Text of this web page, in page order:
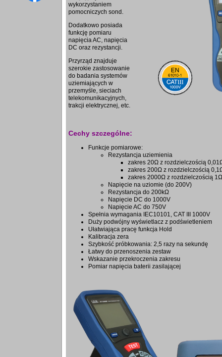
wykorzystaniem
pomocniczych sond.
Dodatkowo posiada
funkcję pomiaru
napięcia AC, napięcia
DC oraz rezystancji.
Przyrząd znajduje
szerokie zastosowanie
do badania systemów
uziemiających w
przemyśle, sieciach
telekomunikacyjnych,
trakcji elektrycznej, etc.
Cechy szczególne:
Funkcje pomiarowe:
Rezystancja uziemienia
zakres 20Ω z rozdzielczością
zakres 200Ω z rozdzielczością
zakres 2000Ω z rozdzielczością 1Ω
Napięcie na uziomie (do 200V)
Rezystancja do 200kΩ
Napięcie DC do 1000V
Napięcie AC do 750V
Spełnia wymagania IEC10101, CAT III 1000V
Duży podwójny wyświetlacz z podświetleniem
Ułatwiająca pracę funkcja Hold
Kalibracja zera
Szybkość próbkowania: 2,5 razy na sekundę
Łatwy do przenoszenia zestaw
Wskazanie przekroczenia zakresu
Pomiar napięcia baterii zasilającej